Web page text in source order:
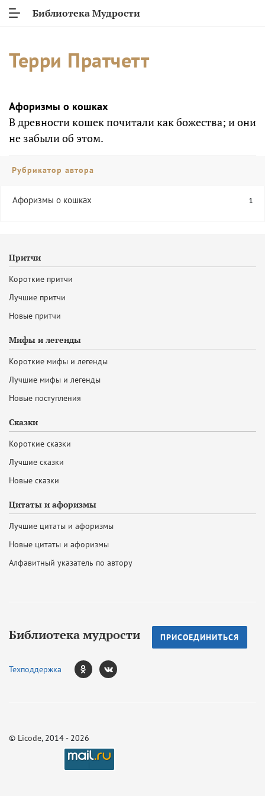
Библиотека Мудрости
Терри Пратчетт
Афоризмы о кошках
В древности кошек почитали как божества; и они
не забыли об этом.
Рубрикатор автора
Афоризмы о кошках 1
Притчи
Короткие притчи
Лучшие притчи
Новые притчи
Мифы и легенды
Короткие мифы и легенды
Лучшие мифы и легенды
Новые поступления
Сказки
Короткие сказки
Лучшие сказки
Новые сказки
Цитаты и афоризмы
Лучшие цитаты и афоризмы
Новые цитаты и афоризмы
Алфавитный указатель по автору
Библиотека мудрости ПРИСОЕДИНИТЬСЯ
Техподдержка
© Licode, 2014 - 2026